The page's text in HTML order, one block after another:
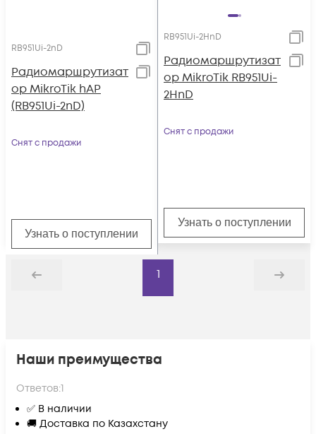
RB951Ui-2nD
Радиомаршрутизат
ор MikroTik hAP
(RB951Ui-2nD)
Снят с продажи
Узнать о поступлении
RB951Ui-2HnD
Радиомаршрутизат
ор MikroTik RB951Ui-
2HnD
Снят с продажи
Узнать о поступлении
Назад
1
Дальше
Наши преимущества
Ответов:1
✅ В наличии
🚚 Доставка по Казахстану